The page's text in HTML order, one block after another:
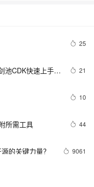
25
池CDK快速上手指
21
10
所需工具 44
的关键力量？ 9061